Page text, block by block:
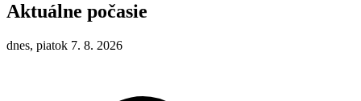
Aktuálne počasie
dnes, piatok 7. 8. 2026